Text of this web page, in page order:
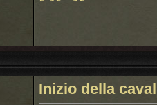
Inizio della